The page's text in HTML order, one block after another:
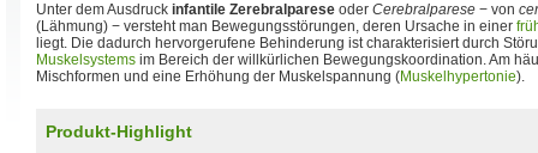
Unter dem Ausdruck infantile Zerebralparese oder Cerebralparese − von
(Lähmung) − versteht man Bewegungsstörungen, deren Ursache in einer
liegt. Die dadurch hervorgerufene Behinderung ist charakterisiert durch
Muskelsystems im Bereich der willkürlichen Bewegungskoordination. Am
Mischformen und eine Erhöhung der Muskelspannung (Muskelhypertonie).
Produkt-Highlight